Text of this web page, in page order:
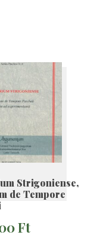
Strigoniense,
de Tempore
Ft